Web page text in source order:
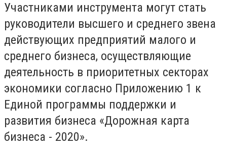
Участниками инструмента могут стать
руководители высшего и среднего звена
действующих предприятий малого и
среднего бизнеса, осуществляющие
деятельность в приоритетных секторах
экономики согласно Приложению 1 к
Единой программы поддержки и
развития бизнеса «Дорожная карта
бизнеса - 2020».